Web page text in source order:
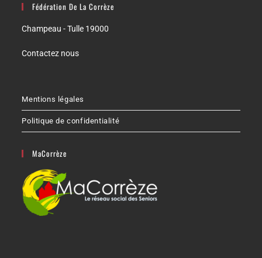
Fédération De La Corrèze
Champeau - Tulle 19000
Contactez nous
Mentions légales
Politique de confidentialité
MaCorrèze